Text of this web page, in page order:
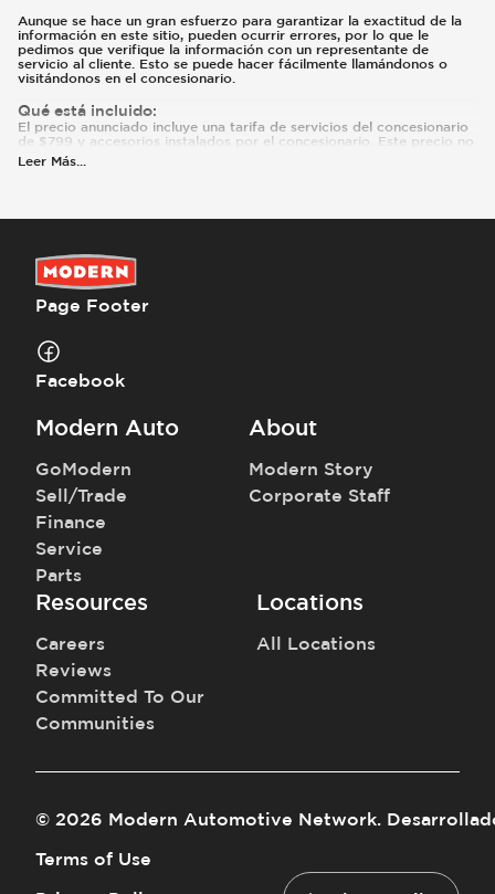
Aunque se hace un gran esfuerzo para garantizar la exactitud de la
información en este sitio, pueden ocurrir errores, por lo que le
pedimos que verifique la información con un representante de
servicio al cliente. Esto se puede hacer fácilmente llamándonos o
visitándonos en el concesionario.
Qué está incluido:
El precio anunciado incluye una tarifa de servicios del concesionario
de $799 y accesorios instalados por el concesionario. Este precio no
incluye impuestos, placa, título ni tarifas de registro. El precio está
disponible para todos los consumidores y no depende de un tipo
El precio anunciado no incluye accesorios agregados por el
concesionario ni modificaciones.
Leer Más
Page Footer
Facebook
Modern Auto
GoModern
Sell/Trade
Finance
Service
Parts
About
Modern Story
Corporate Staff
Resources
Careers
Reviews
Committed To Our
Communities
Locations
All Locations
© 2026 Modern Automotive Network.
Terms of Use